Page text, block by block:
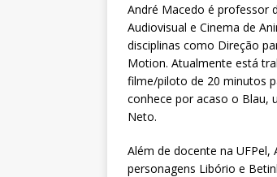
André Macedo é professor
Audiovisual e Cinema de
disciplinas como Direção
Motion. Atualmente está
filme/piloto de 20 minutos
conhece por acaso o Blau,
Neto.
Além de docente na
personagens Libório e